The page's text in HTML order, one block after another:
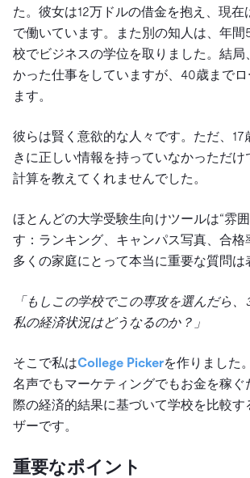
た。彼女は12万ドルの借金を抱え、現在
で働いています。また別の知人は、年間
校でビジネスの学位を取りました。結局
かった仕事をしていますが、40歳まで
ます。
彼らは賢く意欲的な人々です。ただ、17
きに正しい情報を持っていなかっただ
計算を教えてくれませんでした。
ほとんどの大学受験生向けツールは“雰
す：ランキング、キャンパス写真、合格
多くの家庭にとって本当に重要な質問は
「もしこの学校でこの専攻を選んだら
私の経済状況はどうなるのか？」
そこで私はCollege Pickerを作りました
名声でもマーケティングでもお金を稼ぐ
際の経済的結果に基づいて学校を比較す
ザーです。
重要なポイント